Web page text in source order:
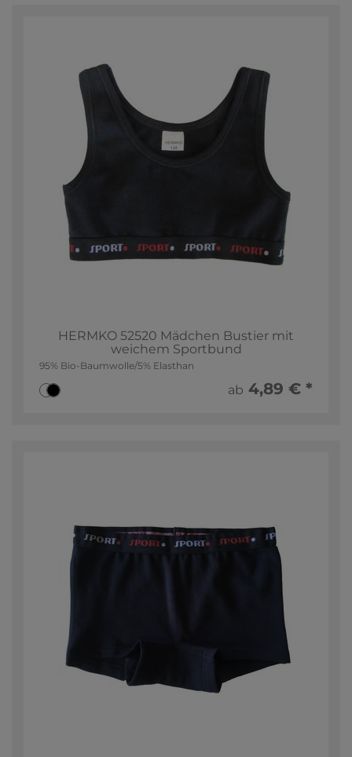
HERMKO 52520 Mädchen Bustier mit
weichem Sportbund
95% Bio-Baumwolle/5% Elasthan
ab 4,89 € *